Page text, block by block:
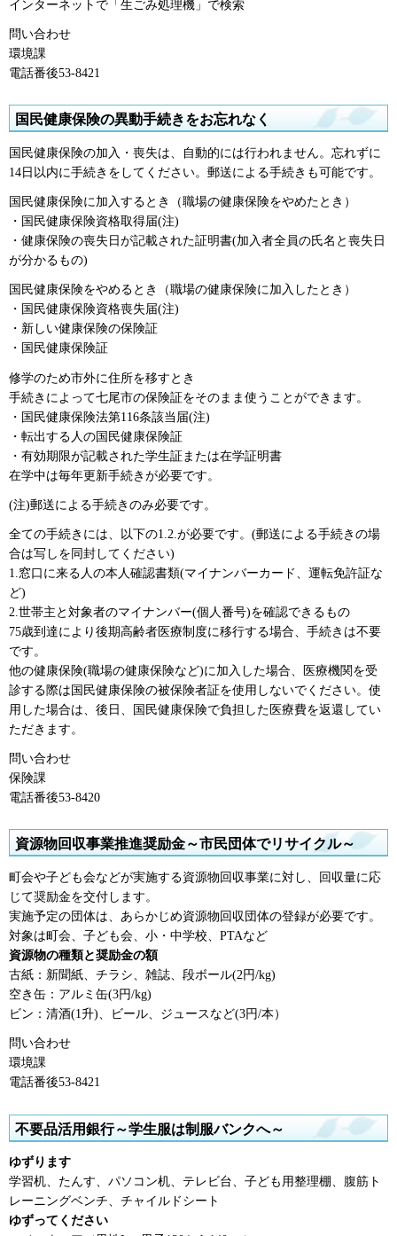
インターネットで「生ごみ処理機」で検索
問い合わせ
環境課
電話番後53-8421
国民健康保険の異動手続きをお忘れなく
国民健康保険の加入・喪失は、自動的には行われません。忘れずに
14日以内に手続きをしてください。郵送による手続きも可能です。
国民健康保険に加入するとき（職場の健康保険をやめたとき）
・国民健康保険資格取得届(注)
・健康保険の喪失日が記載された証明書(加入者全員の氏名と喪失日
が分かるもの)
国民健康保険をやめるとき（職場の健康保険に加入したとき）
・国民健康保険資格喪失届(注)
・新しい健康保険の保険証
・国民健康保険証
修学のため市外に住所を移すとき
手続きによって七尾市の保険証をそのまま使うことができます。
・国民健康保険法第116条該当届(注)
・転出する人の国民健康保険証
・有効期限が記載された学生証または在学証明書
在学中は毎年更新手続きが必要です。
(注)郵送による手続きのみ必要です。
全ての手続きには、以下の1.2.が必要です。(郵送による手続きの場
合は写しを同封してください)
1.窓口に来る人の本人確認書類(マイナンバーカード、運転免許証な
ど)
2.世帯主と対象者のマイナンバー(個人番号)を確認できるもの
75歳到達により後期高齢者医療制度に移行する場合、手続きは不要
です。
他の健康保険(職場の健康保険など)に加入した場合、医療機関を受
診する際は国民健康保険の被保険者証を使用しないでください。使
用した場合は、後日、国民健康保険で負担した医療費を返還してい
ただきます。
問い合わせ
保険課
電話番後53-8420
資源物回収事業推進奨励金～市民団体でリサイクル～
町会や子ども会などが実施する資源物回収事業に対し、回収量に応
じて奨励金を交付します。
実施予定の団体は、あらかじめ資源物回収団体の登録が必要です。
対象は町会、子ども会、小・中学校、PTAなど
資源物の種類と奨励金の額
古紙：新聞紙、チラシ、雑誌、段ボール(2円/kg)
空き缶：アルミ缶(3円/kg)
ビン：清酒(1升)、ビール、ジュースなど(3円/本）
問い合わせ
環境課
電話番後53-8421
不要品活用銀行～学生服は制服バンクへ～
ゆずります
学習机、たんす、パソコン机、テレビ台、子ども用整理棚、腹筋ト
レーニングベンチ、チャイルドシート
ゆずってください